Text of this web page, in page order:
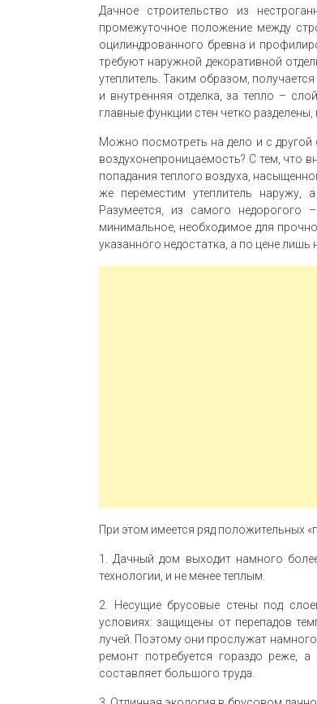
Дачное строительство из
промежуточное положение между
оцилиндрованного бревна и
требуют наружной декоративной
утеплитель. Таким образом,
и внутренняя отделка, за тепло –
главные функции стен четко
Можно посмотреть на дело и с другой
воздухонепроницаемость? С тем, что
попадания теплого воздуха,
же переместим утеплитель наружу,
Разумеется, из самого недорогого
минимальное, необходимое для
указанного недостатка, а по цене
При этом имеется ряд положительных
1. Дачный дом выходит намного
технологии, и не менее теплым.
2. Несущие брусовые стены под
условиях: защищены от перепадов
лучей. Поэтому они прослужат
ремонт потребуется гораздо реже,
составляет большого труда.